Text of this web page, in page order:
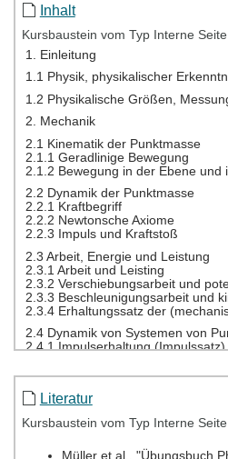
Inhalt
Kursbaustein vom Typ Interne Seite
Literatur
Kursbaustein vom Typ Interne Seite